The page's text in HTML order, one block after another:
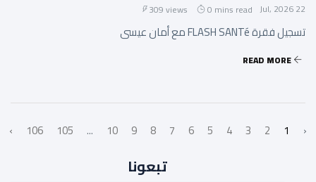
22 Jul, 2026
0 mins read
309 views
تسجيل فقرة FLASH SANTé مع أمان عيسى
READ MORE
‹
1
2
3
4
5
6
7
8
9
10
...
105
106
›
تبعونا